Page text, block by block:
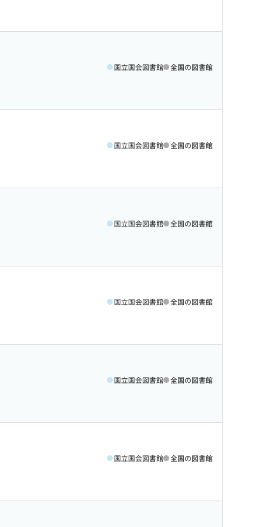
国立国会図書館 全国の図書館
国立国会図書館 全国の図書館
国立国会図書館 全国の図書館
国立国会図書館 全国の図書館
国立国会図書館 全国の図書館
国立国会図書館 全国の図書館